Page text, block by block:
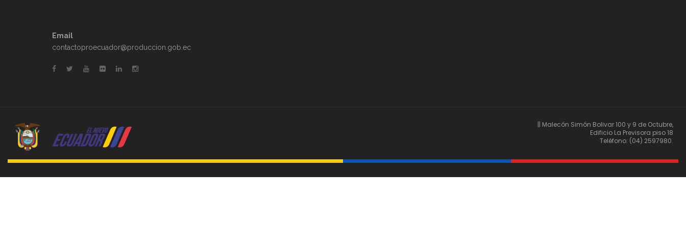
Email
contactoproecuador@produccion.gob.ec
|| Malecón Simón Bolivar 100 y 9 de Octubre,
Edificio La Previsora piso 18
Teléfono: (04) 2597980.